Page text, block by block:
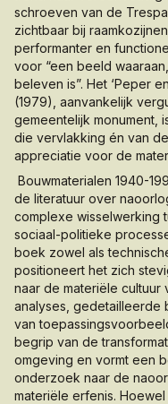
schroeven van de
zichtbaar bij
performanter en
voor “een beeld
beleven is”. Het ‘Peper
(1979), aanvankelijk
gemeentelijk monument,
die vervlakking én van
appreciatie voor de
Bouwmaterialen 1940-
de literatuur over
complexe wisselwerking
sociaal-politieke
boek zowel als
positioneert het zich
naar de materiële cultuur
analyses, gedetailleerde
van
begrip van de
omgeving en vormt een
onderzoek naar de
materiële erfenis.